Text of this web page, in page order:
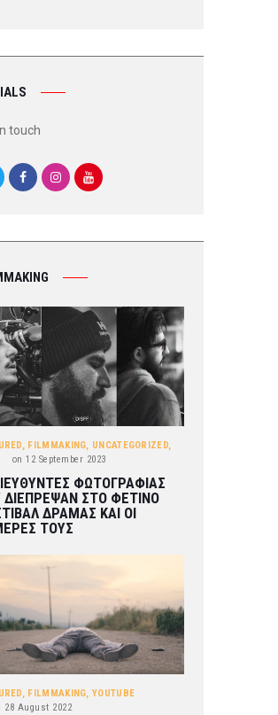
touch
, FILMMAKING, UNCATEGORIZED,
on 12 September 2023
ΦΩΤΟΓΡΑΦΙΑΣ
ΔΙΕΠΡΕΨΑΝ ΣΤΟ ΦΕΤΙΝΟ
ΔΡΑΜΑΣ ΚΑΙ ΟΙ
ΤΟΥΣ
, FILMMAKING,YOUTUBE
28 August 2022